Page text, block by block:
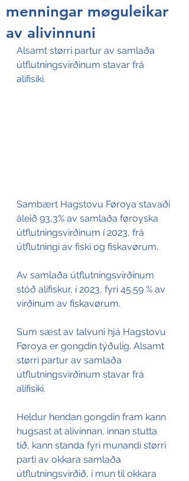
menningar møguleikar
av alivinnuni
Alsamt størri partur av samlaða
útflutningsvirðinum stavar frá
alifisiki.
Sambært Hagstovu Føroya stavaði
áleið 93,3% av samlaða føroyska
útflutningsvirðinum í 2023, frá
útflutningi av fiski og fiskavørum.
Av samlaða útflutningsvirðinum
stóð alifiskur, í 2023, fyri 45.59 % av
virðinum av fiskavørum.
Sum sæst av talvuni hjá Hagstovu
Føroya er gongdin týðulig. Alsamt
størri partur av samlaða
útflutningsvirðinum stavar frá
alifisiki.
Heldur hendan gongdin fram kann
hugsast at alivinnan, innan stutta
tíð, kann standa fyri munandi størri
parti av okkara samlaða
útflutningsvirðið, í mun til okkara